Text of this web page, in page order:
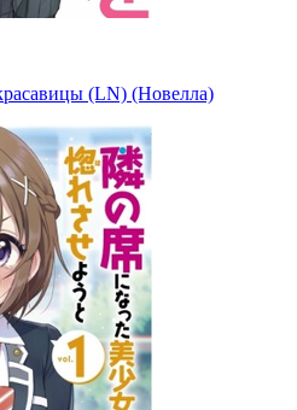
(LN) (Новелла)